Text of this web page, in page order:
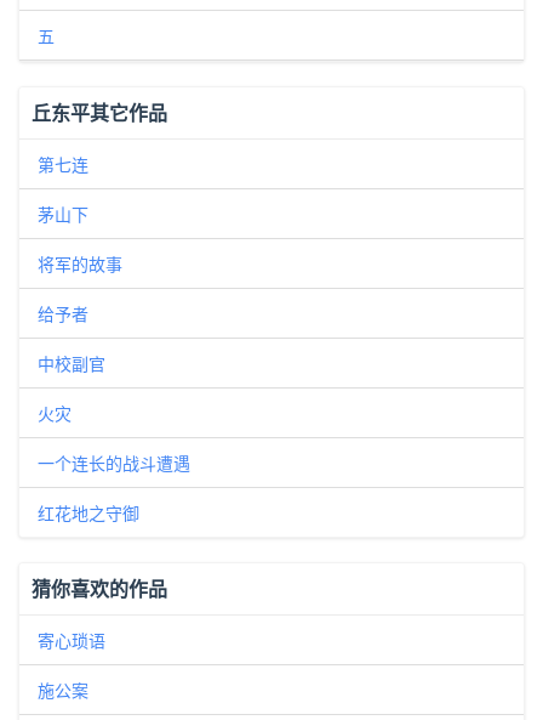
五
丘东平其它作品
第七连
茅山下
将军的故事
给予者
中校副官
火灾
一个连长的战斗遭遇
红花地之守御
猜你喜欢的作品
寄心琐语
施公案